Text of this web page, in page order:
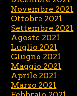
Novembre 2021
Ottobre 2021
Settembre 2021
Agosto 2021
Luglio 2021
Giugno 2021
Maggio 2021
Aprile 2021
Marzo 2021